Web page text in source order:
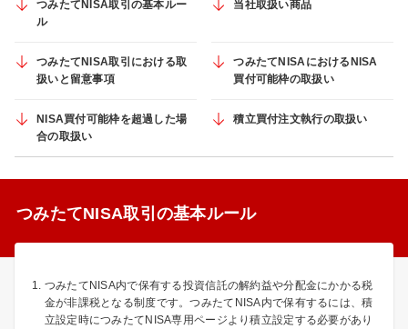
つみたてNISA取引の基本ルー
ル
当社取扱い商品
つみたてNISA取引における取
扱いと留意事項
つみたてNISAにおけるNISA
買付可能枠の取扱い
NISA買付可能枠を超過した場
合の取扱い
積立買付注文執行の取扱い
つみたてNISA取引の基本ルール
つみたてNISA内で保有する投資信託の解約益や分配金にかかる税
金が非課税となる制度です。つみたてNISA内で保有するには、積
立設定時につみたてNISA専用ページより積立設定する必要があり